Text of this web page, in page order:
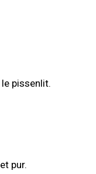
pissenlit.
pur.